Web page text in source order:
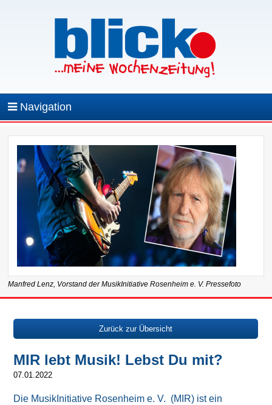
Navigation
Manfred Lenz, Vorstand der MusikInitiative Rosenheim e. V. Pressefoto
Zurück zur Übersicht
MIR lebt Musik! Lebst Du mit?
07.01.2022
Die MusikInitiative Rosenheim e. V. (MIR) ist ein